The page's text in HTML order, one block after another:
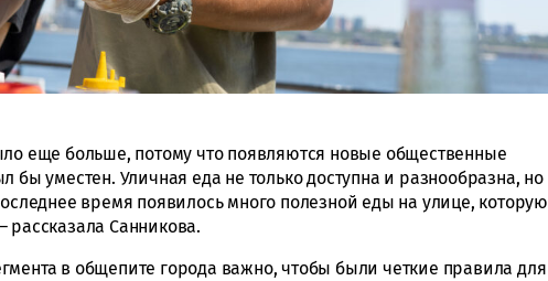
еще больше, потому что появляются новые общественные
бы уместен. Уличная еда не только доступна и разнообразна, но
время появилось много полезной еды на улице, которую
Санникова.
в общепите города важно, чтобы были четкие правила для